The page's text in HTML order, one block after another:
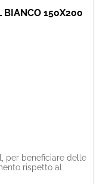
BIANCO 150X200
per beneficiare delle
rispetto al